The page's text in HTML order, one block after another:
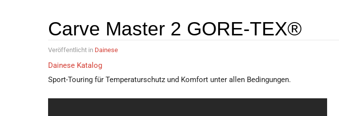
Carve Master 2 GORE-TEX®
Veröffentlicht in Dainese
Dainese Katalog
Sport-Touring für Temperaturschutz und Komfort unter allen Bedingungen.